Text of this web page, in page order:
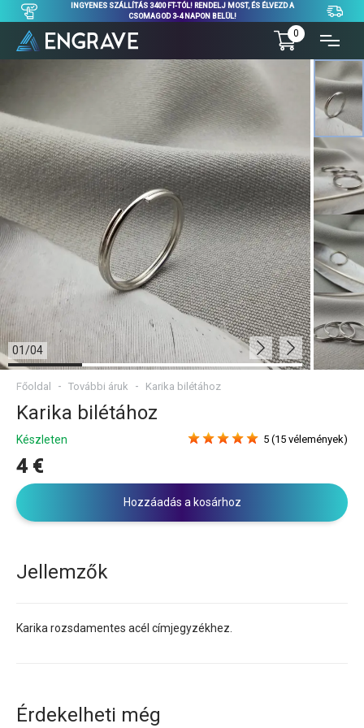
INGYENES SZÁLLÍTÁS 3400 FT-TÓL! RENDELJ MOST, ÉS ÉLVEZD A
CSOMAGOD 3-4 NAPON BELÜL!
0
01/04
Főoldal További áruk Karika bilétához
Karika bilétához
Készleten
4 €
5 (15 vélemények)
Hozzáadás a kosárhoz
Jellemzők
Karika rozsdamentes acél címjegyzékhez.
Érdekelheti még